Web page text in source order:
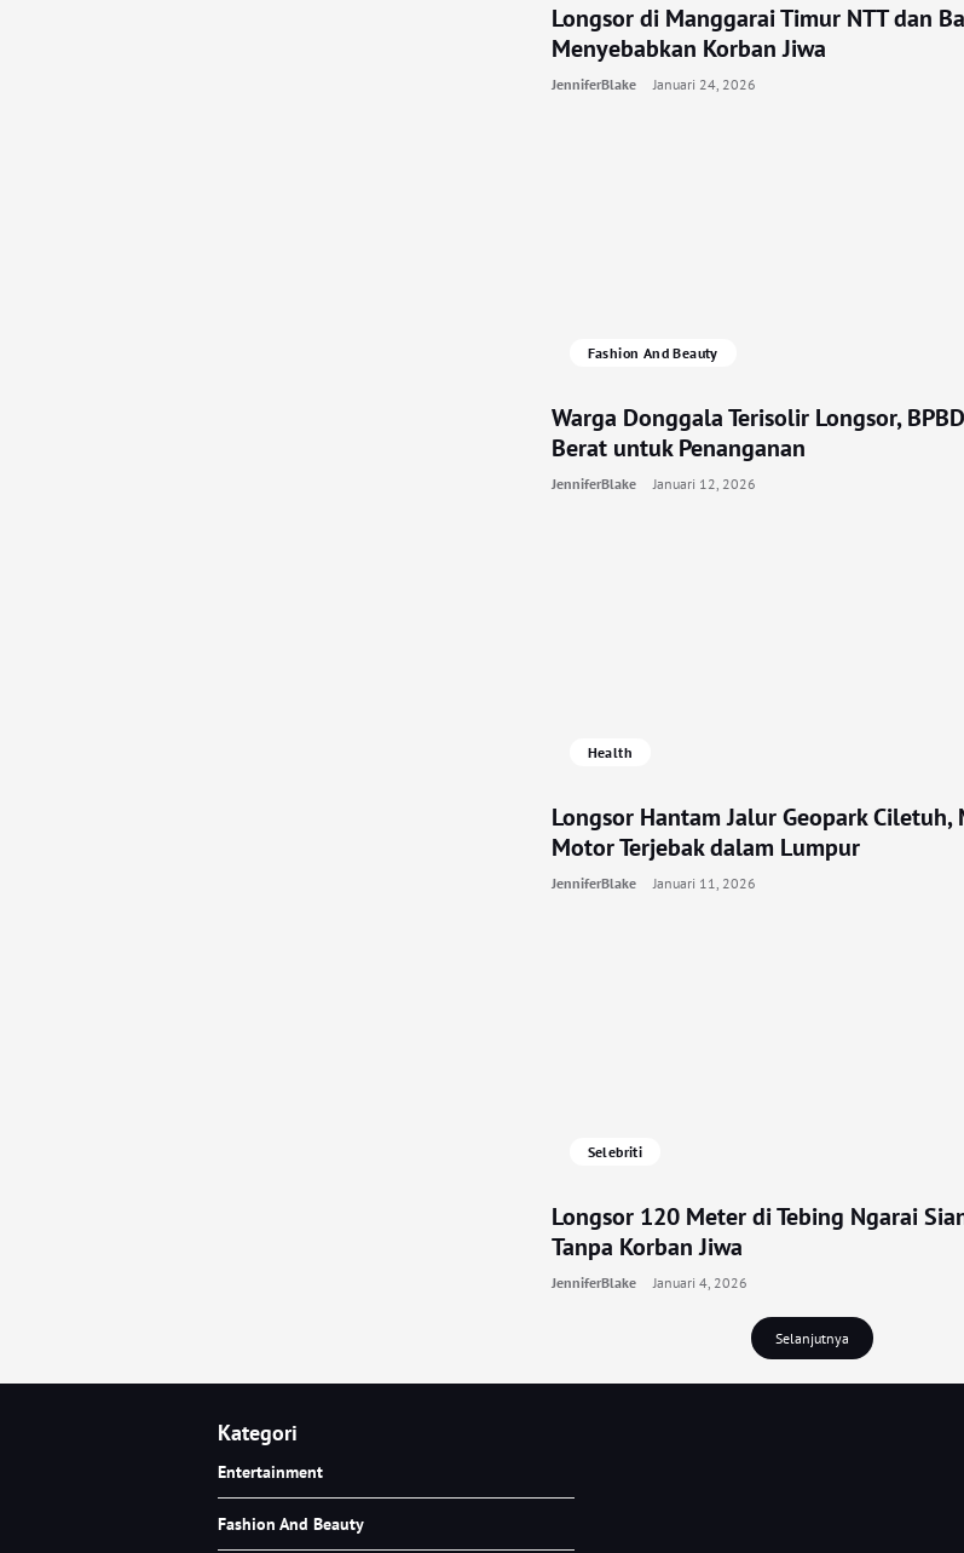
Longsor di Manggarai Timur NTT dan
Menyebabkan Korban Jiwa
JenniferBlake Januari 24, 2026
Fashion And Beauty
Warga Donggala Terisolir Longsor,
Berat untuk Penanganan
JenniferBlake Januari 12, 2026
Health
Longsor Hantam Jalur Geopark Ciletuh,
Motor Terjebak dalam Lumpur
JenniferBlake Januari 11, 2026
Selebriti
Longsor 120 Meter di Tebing Ngarai
Tanpa Korban Jiwa
JenniferBlake Januari 4, 2026
Selanjutnya
Kategori
Entertainment
Fashion And Beauty